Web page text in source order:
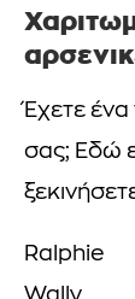
Έχετε
σας; Εδώ
Ralphie